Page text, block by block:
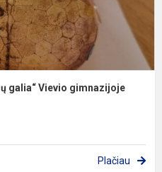
galia“ Vievio gimnazijoje
Plačiau